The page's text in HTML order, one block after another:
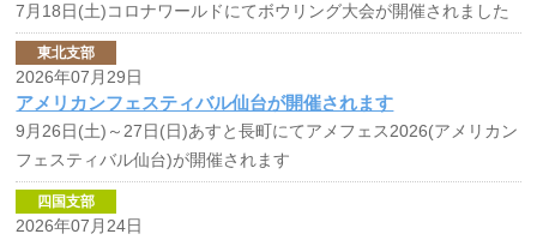
7月18日(土)コロナワールドにてボウリング大会が開催されました
東北支部
2026年07月29日
アメリカンフェスティバル仙台が開催されます
9月26日(土)～27日(日)あすと長町にてアメフェス2026(アメリカン
フェスティバル仙台)が開催されます
四国支部
2026年07月24日